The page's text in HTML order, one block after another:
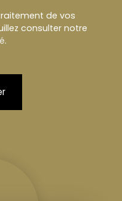
de vos
consulter notre
.